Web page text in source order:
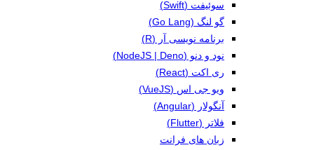
سوئیفت (Swift)
گو لنگ (Go Lang)
برنامه نویسی آر (R)
نود و دنو (NodeJS | Deno)
ری اکت (React)
ویو جی اس (VueJS)
آنگولار (Angular)
فلاتر (Flutter)
زبان های فرانت